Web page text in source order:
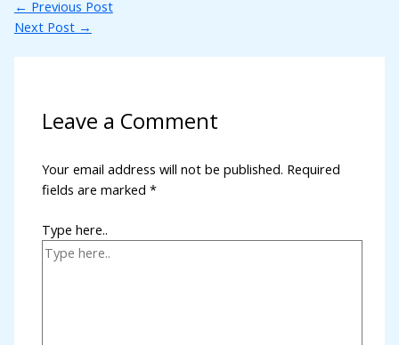
← Previous Post
Next Post →
Leave a Comment
Your email address will not be published. Required
fields are marked*
Type here..